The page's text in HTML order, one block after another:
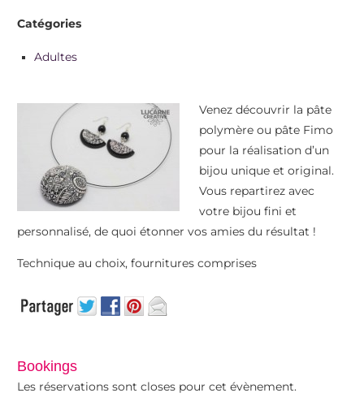
Catégories
Adultes
Venez découvrir la pâte
polymère ou pâte Fimo
pour la réalisation d’un
bijou unique et original.
Vous repartirez avec
votre bijou fini et
personnalisé, de quoi étonner vos amies du résultat !
Technique au choix, fournitures comprises
Bookings
Les réservations sont closes pour cet évènement.